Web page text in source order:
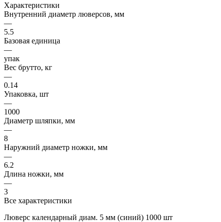
Характеристики
Внутренний диаметр люверсов, мм
—
5.5
Базовая единица
—
упак
Вес брутто, кг
—
0.14
Упаковка, шт
—
1000
Диаметр шляпки, мм
—
8
Наружний диаметр ножки, мм
—
6.2
Длина ножки, мм
—
3
Все характеристики
Люверс календарный диам. 5 мм (синий) 1000 шт